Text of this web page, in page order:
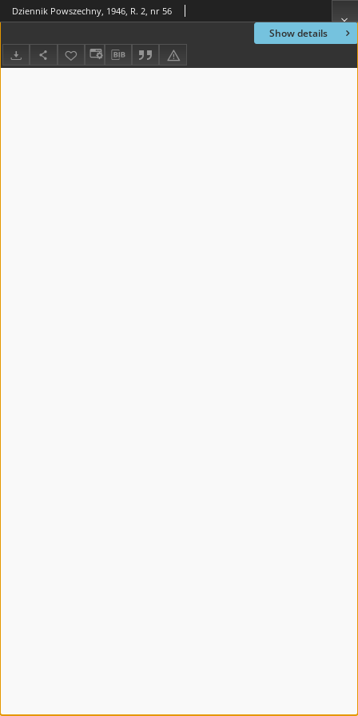
Show details
Dziennik Powszechny, 1946, R. 2, nr 56